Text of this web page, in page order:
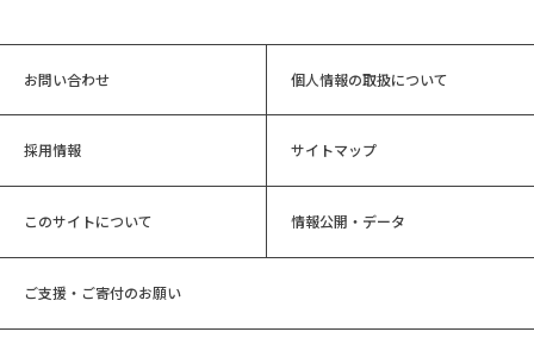
お問い合わせ 個人情報の取扱について
採用情報 サイトマップ
このサイトについて 情報公開・データ
ご支援・ご寄付のお願い